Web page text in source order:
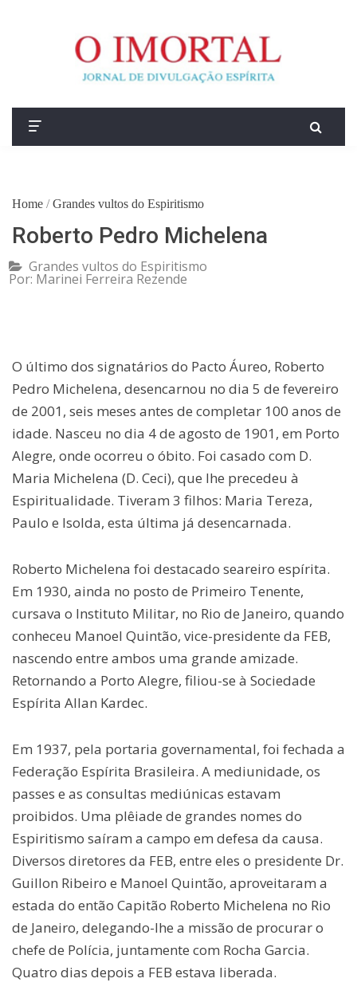
Home / Grandes vultos do Espiritismo
Roberto Pedro Michelena
Grandes vultos do Espiritismo
Por: Marinei Ferreira Rezende
O último dos signatários do Pacto Áureo, Roberto
Pedro Michelena, desencarnou no dia 5 de fevereiro
de 2001, seis meses antes de completar 100 anos de
idade. Nasceu no dia 4 de agosto de 1901, em Porto
Alegre, onde ocorreu o óbito. Foi casado com D.
Maria Michelena (D. Ceci), que lhe precedeu à
Espiritualidade. Tiveram 3 filhos: Maria Tereza,
Paulo e Isolda, esta última já desencarnada.
Roberto Michelena foi destacado seareiro espírita.
Em 1930, ainda no posto de Primeiro Tenente,
cursava o Instituto Militar, no Rio de Janeiro, quando
conheceu Manoel Quintão, vice-presidente da FEB,
nascendo entre ambos uma grande amizade.
Retornando a Porto Alegre, filiou-se à Sociedade
Espírita Allan Kardec.
Em 1937, pela portaria governamental, foi fechada a
Federação Espírita Brasileira. A mediunidade, os
passes e as consultas mediúnicas estavam
proibidos. Uma plêiade de grandes nomes do
Espiritismo saíram a campo em defesa da causa.
Diversos diretores da FEB, entre eles o presidente Dr.
Guillon Ribeiro e Manoel Quintão, aproveitaram a
estada do então Capitão Roberto Michelena no Rio
de Janeiro, delegando-lhe a missão de procurar o
chefe de Polícia, juntamente com Rocha Garcia.
Quatro dias depois a FEB estava liberada.